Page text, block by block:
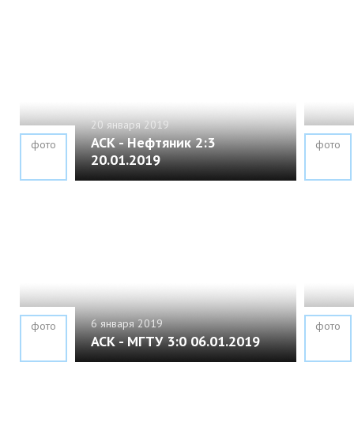
20 января 2019
АСК - Нефтяник 2:3
20.01.2019
фото фото
6 января 2019
АСК - МГТУ 3:0 06.01.2019
фото фото